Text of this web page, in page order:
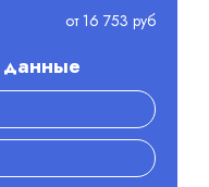
от 16 753 руб
данные